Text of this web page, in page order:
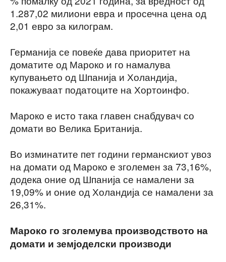
1.287,02 милиони евра и просечна цена од
2,01 евро за килограм.
Германија се повеќе дава приоритет на
доматите од Мароко и го намалува
купувањето од Шпанија и Холандија,
покажуваат податоците на Хортоинфо.
Мароко е исто така главен снабдувач со
домати во Велика Британија.
Во изминатите пет години германскиот увоз
на домати од Мароко е зголемен за 73,16%,
додека оние од Шпанија се намалени за
19,09% и оние од Холандија се намалени за
26,31%.
Мароко го зголемува производството на
домати и земјоделски производи